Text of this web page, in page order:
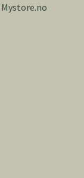
Mystore.no